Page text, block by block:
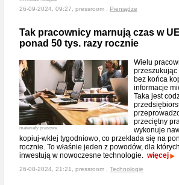
26-09-2024, 09:27, pressroom , Pieniądze
Tak pracownicy marnują czas w
ponad 50 tys. razy rocznie
materiały prasowe
Wielu
bez końca
informacje
Taka jest
przeciętny
wykonuje
kopiuj-wklej tygodniowo, co przekłada się na
rocznie. To właśnie jeden z powodów, dla
inwestują w nowoczesne technologie. więcej
26-08-2024, 21:21, pressroom , Technologie